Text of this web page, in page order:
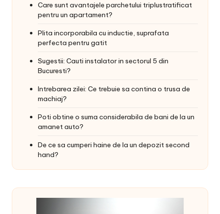
Care sunt avantajele parchetului triplustratificat
pentru un apartament?
Plita incorporabila cu inductie, suprafata
perfecta pentru gatit
Sugestii: Cauti instalator in sectorul 5 din
Bucuresti?
Intrebarea zilei: Ce trebuie sa contina o trusa de
machiaj?
Poti obtine o suma considerabila de bani de la un
amanet auto?
De ce sa cumperi haine de la un depozit second
hand?